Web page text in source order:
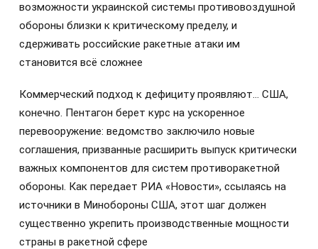
возможности украинской системы противовоздушной
обороны близки к критическому пределу, и
сдерживать российские ракетные атаки им
становится всё сложнее
Коммерческий подход к дефициту проявляют… США,
конечно. Пентагон берет курс на ускоренное
перевооружение: ведомство заключило новые
соглашения, призванные расширить выпуск критически
важных компонентов для систем противоракетной
обороны. Как передает РИА «Новости», ссылаясь на
источники в Минобороны США, этот шаг должен
существенно укрепить производственные мощности
страны в ракетной сфере